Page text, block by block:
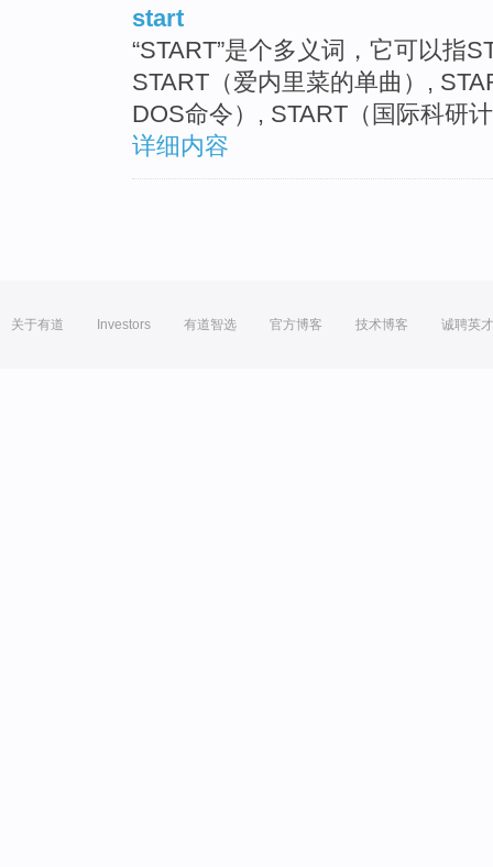
start
“START”是个多义词，它可以指
START（爱内里菜的单曲）,
DOS命令）, START（国际科研
详细内容
关于有道 Investors 有道智选 官方博客 技术博客 诚聘英才